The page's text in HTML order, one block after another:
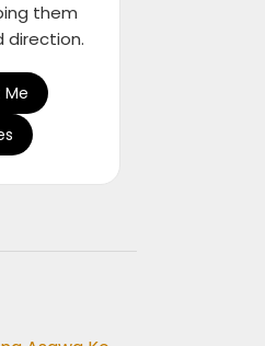
them
direction.
Me